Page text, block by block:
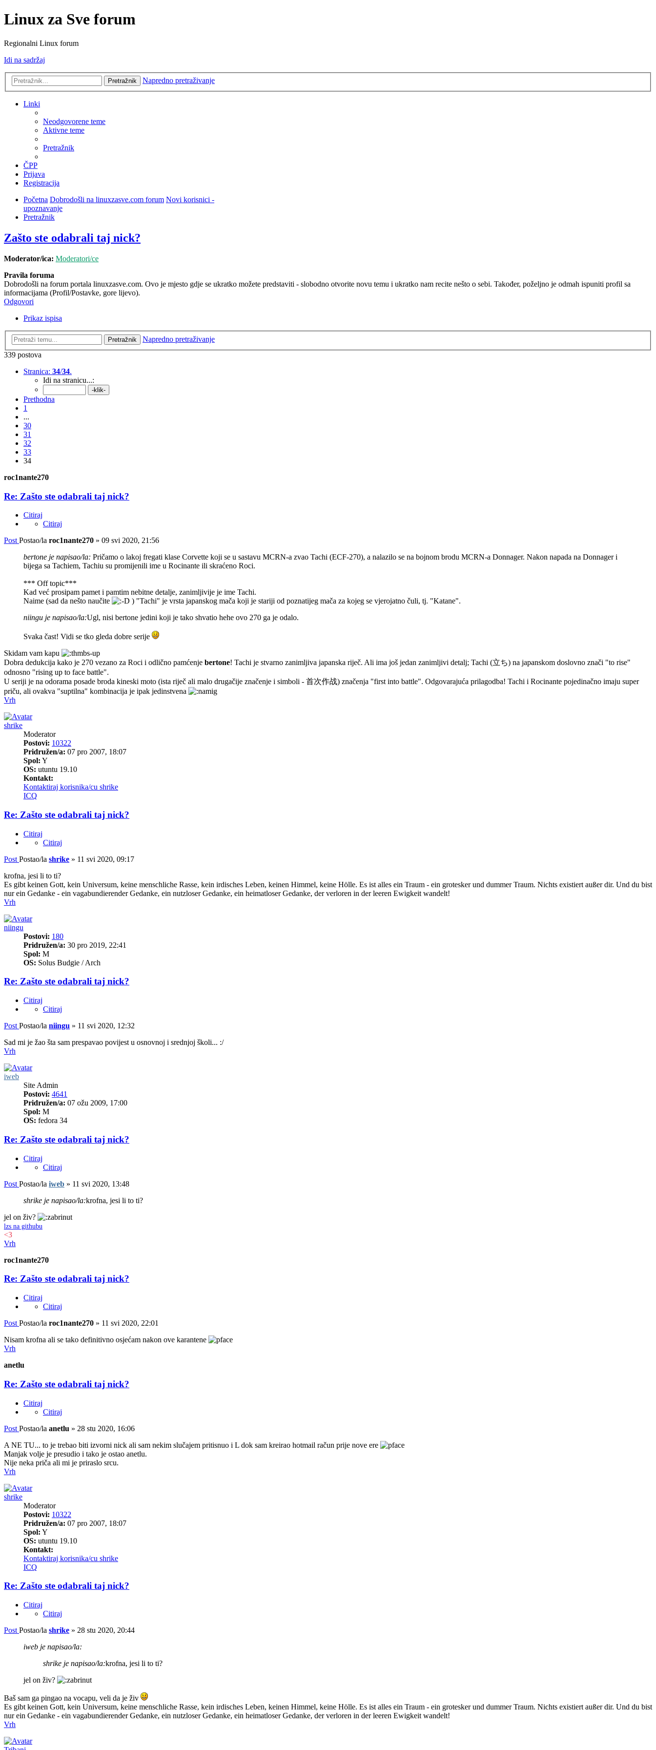
Linux za Sve forum
Regionalni Linux forum
Idi na sadržaj
Pretražnik Napredno pretraživanje
Linki
Neodgovorene teme
Aktivne teme
Pretražnik
ČPP
Prijava
Registracija
Početna Dobrodošli na linuxzasve.com forum Novi korisnici -
upoznavanje
Pretražnik
Zašto ste odabrali taj nick?
Moderator/ica: Moderatori/ce
Pravila foruma
Dobrodošli na forum portala linuxzasve.com. Ovo je mjesto gdje se ukratko možete predstaviti - slobodno otvorite novu temu i ukratko nam recite nešto o sebi. Također, poželjno je odmah ispuniti profil sa
informacijama (Profil/Postavke, gore lijevo).
Odgovori
Prikaz ispisa
Pretražnik
Napredno pretraživanje
339 postova
Stranica: 34/34.
Idi na stranicu...:
Prethodna
1
...
30
31
32
33
34
roc1nante270
Re: Zašto ste odabrali taj nick?
Citiraj
Citiraj
Post Postao/la roc1nante270 » 09 svi 2020, 21:56
bertone je napisao/la: Pričamo o lakoj fregati klase Corvette koji se u sastavu MCRN-a zvao Tachi (ECF-270), a nalazilo se na bojnom brodu MCRN-a Donnager. Nakon napada na Donnager i
bijega sa Tachiem, Tachiu su promijenili ime u Rocinante ili skraćeno Roci.
*** Off topic***
Kad već prosipam pamet i pamtim nebitne detalje, zanimljivije je ime Tachi.
Naime (sad da nešto naučite
) "Tachi" je vrsta japanskog mača koji je stariji od poznatijeg mača za kojeg se vjerojatno čuli, tj. "Katane".
niingu je napisao/la:Ugl, nisi bertone jedini koji je tako shvatio hehe ovo 270 ga je odalo.
Svaka čast! Vidi se tko gleda dobre serije
Skidam vam kapu
Dobra dedukcija kako je 270 vezano za Roci i odlično pamćenje bertone! Tachi je stvarno zanimljiva japanska riječ. Ali ima još jedan zanimljivi detalj; Tachi (立ち) na japanskom doslovno znači "to rise"
odnosno "rising up to face battle".
U seriji je na odorama posade broda kineski moto (ista riječ ali malo drugačije značenje i simboli - 首次作战) značenja "first into battle". Odgovarajuća prilagodba! Tachi i Rocinante pojedinačno imaju super
priču, ali ovakva "suptilna" kombinacija je ipak jedinstvena
Vrh
shrike
Moderator
Postovi: 10322
Pridružen/a: 07 pro 2007, 18:07
Spol: Y
OS: utuntu 19.10
Kontakt:
Kontaktiraj korisnika/cu shrike
ICQ
Re: Zašto ste odabrali taj nick?
Citiraj
Citiraj
Post Postao/la shrike » 11 svi 2020, 09:17
krofna, jesi li to ti?
Es gibt keinen Gott, kein Universum, keine menschliche Rasse, kein irdisches Leben, keinen Himmel, keine Hölle. Es ist alles ein Traum - ein grotesker und dummer Traum. Nichts existiert außer dir. Und du bist
nur ein Gedanke - ein vagabundierender Gedanke, ein nutzloser Gedanke, ein heimatloser Gedanke, der verloren in der leeren Ewigkeit wandelt!
Vrh
niingu
Postovi: 180
Pridružen/a: 30 pro 2019, 22:41
Spol: M
OS: Solus Budgie / Arch
Re: Zašto ste odabrali taj nick?
Citiraj
Citiraj
Post Postao/la niingu » 11 svi 2020, 12:32
Sad mi je žao šta sam prespavao povijest u osnovnoj i srednjoj školi... :/
Vrh
iweb
Site Admin
Postovi: 4641
Pridružen/a: 07 ožu 2009, 17:00
Spol: M
OS: fedora 34
Re: Zašto ste odabrali taj nick?
Citiraj
Citiraj
Post Postao/la iweb » 11 svi 2020, 13:48
shrike je napisao/la:krofna, jesi li to ti?
jel on živ?
lzs na githubu
<3
Vrh
roc1nante270
Re: Zašto ste odabrali taj nick?
Citiraj
Citiraj
Post Postao/la roc1nante270 » 11 svi 2020, 22:01
Nisam krofna ali se tako definitivno osjećam nakon ove karantene
Vrh
anetlu
Re: Zašto ste odabrali taj nick?
Citiraj
Citiraj
Post Postao/la anetlu » 28 stu 2020, 16:06
A NE TU... to je trebao biti izvorni nick ali sam nekim slučajem pritisnuo i L dok sam kreirao hotmail račun prije nove ere
Manjak volje je presudio i tako je ostao anetlu.
Nije neka priča ali mi je priraslo srcu.
Vrh
shrike
Moderator
Postovi: 10322
Pridružen/a: 07 pro 2007, 18:07
Spol: Y
OS: utuntu 19.10
Kontakt:
Kontaktiraj korisnika/cu shrike
ICQ
Re: Zašto ste odabrali taj nick?
Citiraj
Citiraj
Post Postao/la shrike » 28 stu 2020, 20:44
iweb je napisao/la:
shrike je napisao/la:krofna, jesi li to ti?
jel on živ?
Baš sam ga pingao na vocapu, veli da je živ
Es gibt keinen Gott, kein Universum, keine menschliche Rasse, kein irdisches Leben, keinen Himmel, keine Hölle. Es ist alles ein Traum - ein grotesker und dummer Traum. Nichts existiert außer dir. Und du bist
nur ein Gedanke - ein vagabundierender Gedanke, ein nutzloser Gedanke, ein heimatloser Gedanke, der verloren in der leeren Ewigkeit wandelt!
Vrh